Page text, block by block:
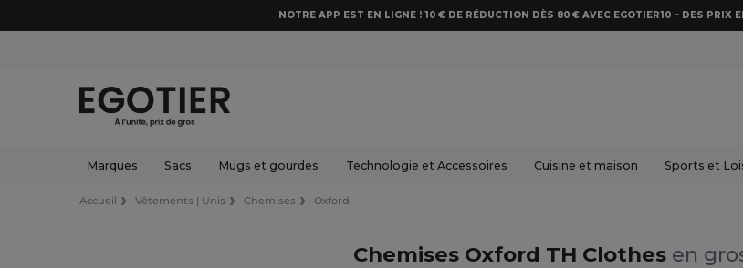
NOTRE APP EST EN LIGNE ! 10 € DE RÉDUCTION DÈS 80 € AVEC EGOTIER10 – DES PRIX
Marques Sacs Mugs et gourdes Technologie et Accessoires Cuisine et maison Sports et
Accueil Vêtements | Unis Chemises Oxford
Chemises Oxford TH Clothes en